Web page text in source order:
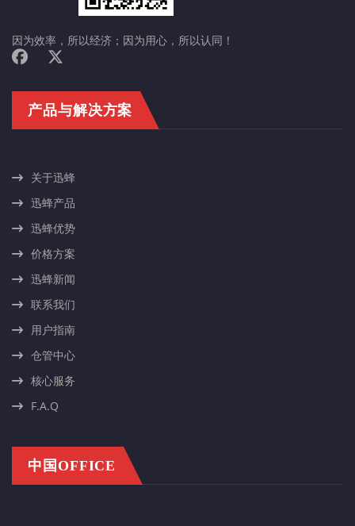
因为效率，所以经济；因为用心，所以认同！
产品与解决方案
关于迅蜂
迅蜂产品
迅蜂优势
价格方案
迅蜂新闻
联系我们
用户指南
仓管中心
核心服务
F.A.Q
中国OFFICE